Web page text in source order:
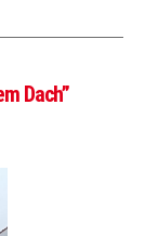
Dach”